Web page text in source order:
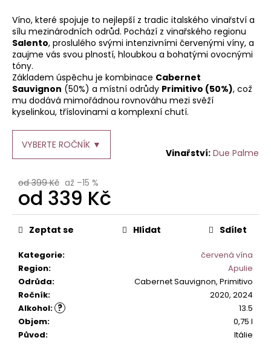
0,0
z
5
hvězdiček.
Víno, které spojuje to nejlepší z tradic italského vinařství a
sílu mezinárodních odrůd. Pochází z vinařského regionu
Salento, proslulého svými intenzivními červenými víny, a
zaujme vás svou plností, hloubkou a bohatými ovocnými
tóny.
Základem úspěchu je kombinace Cabernet
Sauvignon (50%) a místní odrůdy Primitivo (50%), což
mu dodává mimořádnou rovnováhu mezi svěží
kyselinkou, tříslovinami a komplexní chutí.
VYBERTE ROČNÍK ▼
Due Palme
od 399 Kč až –15 %
od 339 Kč
Měrná
cena:
Kategorie:
červená vína
Region:
Apulie
Odrůda:
Cabernet Sauvignon, Primitivo
Ročník: 2020, 2024
?
Alkohol:
13.5
Objem:
0,75 l
Původ: Itálie
Zeptat se Hlídat Sdílet
a
j
í
t
?
D
o
p
o
u
č
u
e
m
e